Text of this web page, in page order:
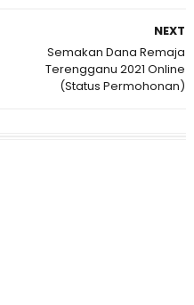
NEXT
Semakan Dana Remaja
Terengganu 2021 Online
(Status Permohonan)